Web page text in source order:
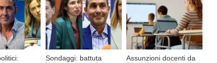
Sondaggi: battuta
Assunzioni docenti da